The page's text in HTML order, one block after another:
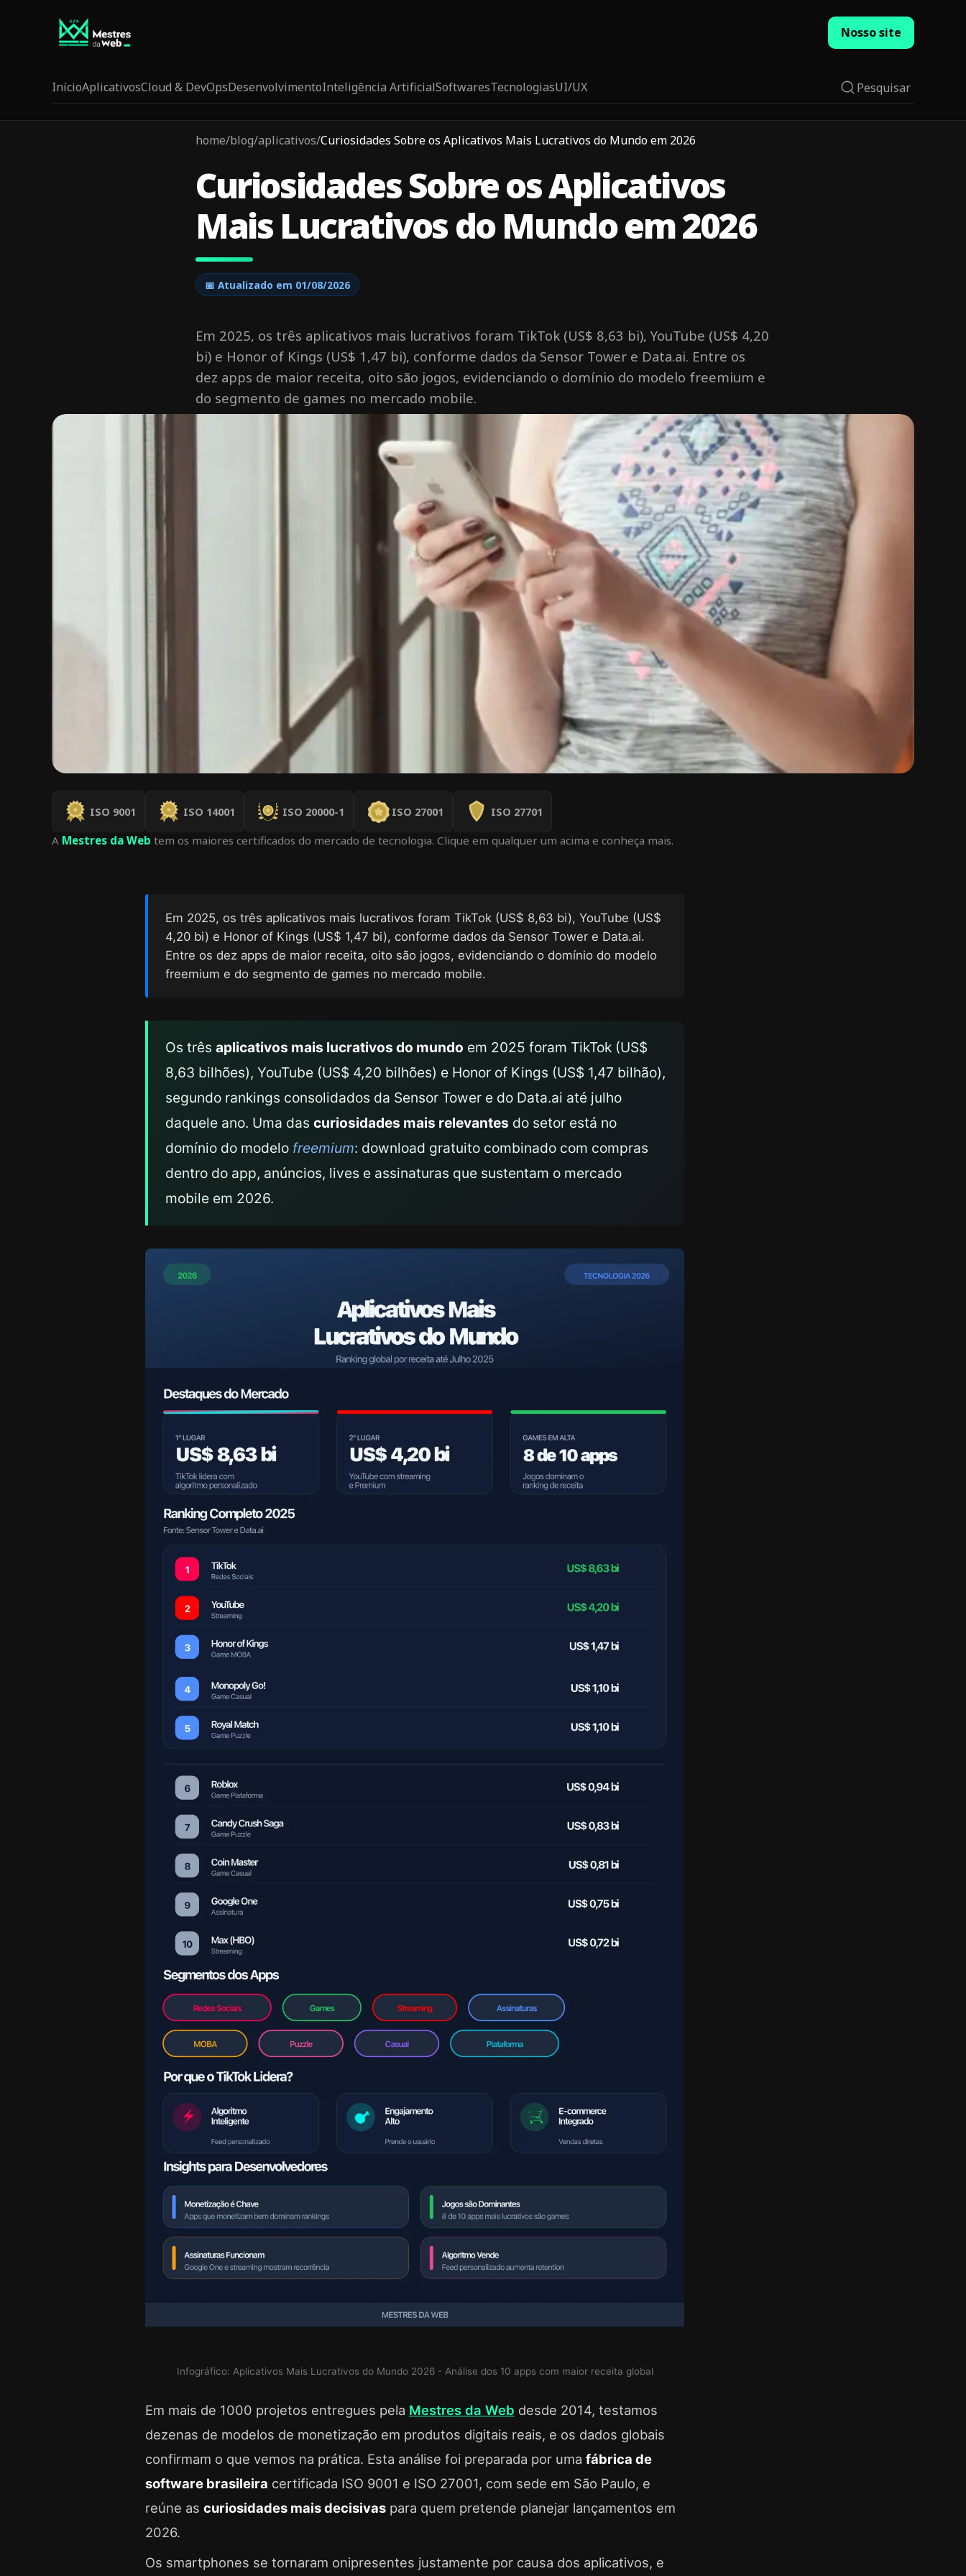
Nosso site
InícioAplicativosCloud & DevOpsDesenvolvimentoInteligência ArtificialSoftwaresTecnologiasUI/UX Pesquisar
home/blog/aplicativos/Curiosidades Sobre os Aplicativos Mais Lucrativos do Mundo em 2026
Curiosidades Sobre os Aplicativos
Mais Lucrativos do Mundo em 2026
📅 Atualizado em 01/08/2026
Em 2025, os três aplicativos mais lucrativos foram TikTok (US$ 8,63 bi), YouTube (US$ 4,20
bi) e Honor of Kings (US$ 1,47 bi), conforme dados da Sensor Tower e Data.ai. Entre os
dez apps de maior receita, oito são jogos, evidenciando o domínio do modelo freemium e
do segmento de games no mercado mobile.
ISO 9001 ISO 14001 ISO 20000-1 ISO 27001 ISO 27701
A Mestres da Web tem os maiores certificados do mercado de tecnologia. Clique em qualquer um acima e conheça mais.
Em 2025, os três aplicativos mais lucrativos foram TikTok (US$ 8,63 bi), YouTube (US$
4,20 bi) e Honor of Kings (US$ 1,47 bi), conforme dados da Sensor Tower e Data.ai.
Entre os dez apps de maior receita, oito são jogos, evidenciando o domínio do modelo
freemium e do segmento de games no mercado mobile.
Os três aplicativos mais lucrativos do mundo em 2025 foram TikTok (US$
8,63 bilhões), YouTube (US$ 4,20 bilhões) e Honor of Kings (US$ 1,47 bilhão),
segundo rankings consolidados da Sensor Tower e do Data.ai até julho
daquele ano. Uma das curiosidades mais relevantes do setor está no
domínio do modelo freemium: download gratuito combinado com compras
dentro do app, anúncios, lives e assinaturas que sustentam o mercado
mobile em 2026.
Infográfico: Aplicativos Mais Lucrativos do Mundo 2026 - Análise dos 10 apps com maior receita global
Em mais de 1000 projetos entregues pela Mestres da Web desde 2014, testamos
dezenas de modelos de monetização em produtos digitais reais, e os dados globais
confirmam o que vemos na prática. Esta análise foi preparada por uma fábrica de
software brasileira certificada ISO 9001 e ISO 27001, com sede em São Paulo, e
reúne as curiosidades mais decisivas para quem pretende planejar lançamentos em
2026.
Os smartphones se tornaram onipresentes justamente por causa dos aplicativos, e